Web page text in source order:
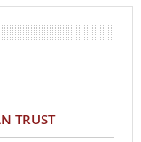
TRUST